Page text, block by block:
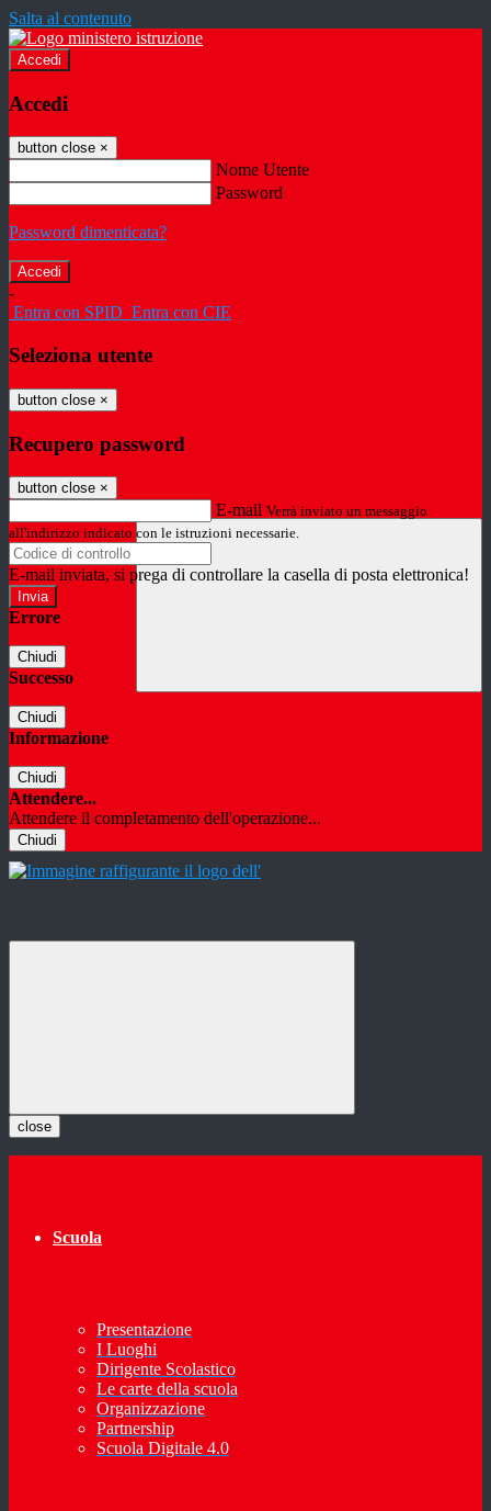
Salta al contenuto
Accedi
Accedi
button close ×
Nome Utente
Password
Password dimenticata?
-
Entra con SPID Entra con CIE
Seleziona utente
button close ×
Recupero password
button close ×
E-mail Verrà inviato un messaggio
all'indirizzo indicato con le istruzioni necessarie.
E-mail inviata, si prega di controllare la casella di posta elettronica!
Errore
Chiudi
Successo
Chiudi
Informazione
Chiudi
Attendere...
Attendere il completamento dell'operazione...
Chiudi
close
Scuola
Presentazione
I Luoghi
Dirigente Scolastico
Le carte della scuola
Organizzazione
Partnership
Scuola Digitale 4.0